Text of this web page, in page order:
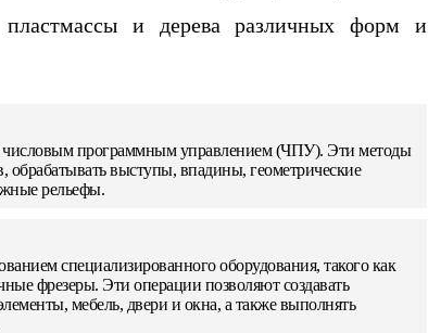
пластмассы и дерева различных форм и
числовым программным управлением (ЧПУ). Эти методы
обрабатывать выступы, впадины, геометрические
рельефы.
специализированного оборудования, такого как
фрезеры. Эти операции позволяют создавать
мебель, двери и окна, а также выполнять